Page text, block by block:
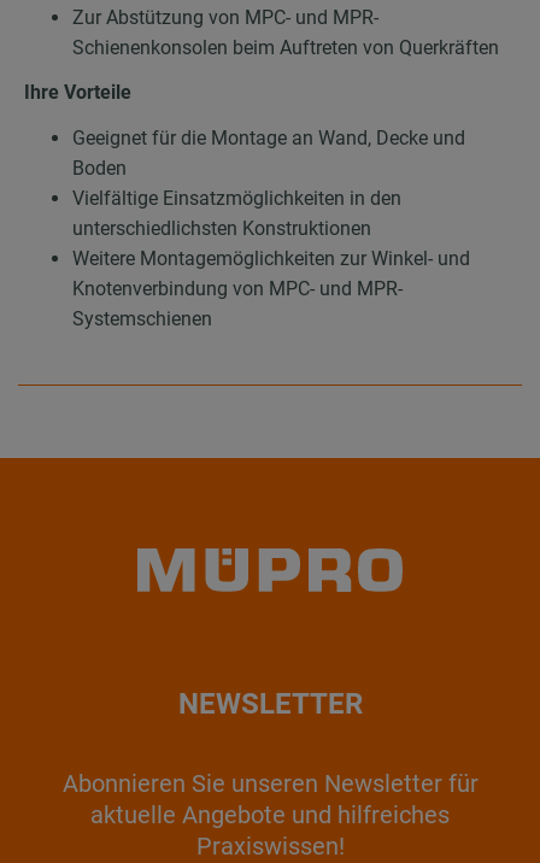
Zur Abstützung von MPC- und MPR-
Schienenkonsolen beim Auftreten von Querkräften
Ihre Vorteile
Geeignet für die Montage an Wand, Decke und
Boden
Vielfältige Einsatzmöglichkeiten in den
unterschiedlichsten Konstruktionen
Weitere Montagemöglichkeiten zur Winkel- und
Knotenverbindung von MPC- und MPR-
Systemschienen
NEWSLETTER
Abonnieren Sie unseren Newsletter für
aktuelle Angebote und hilfreiches
Praxiswissen!